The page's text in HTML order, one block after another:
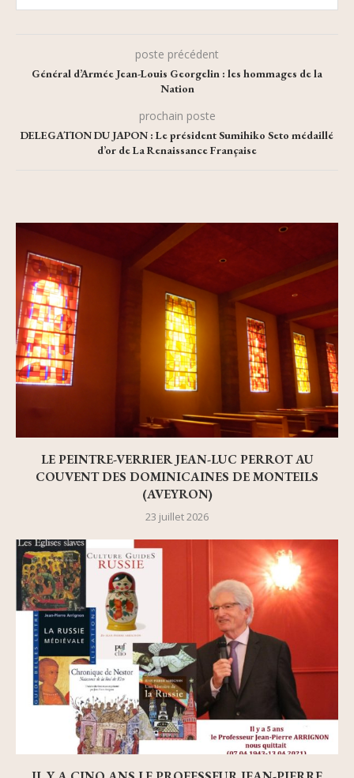
poste précédent
Général d’Armée Jean-Louis Georgelin : les hommages de la
Nation
prochain poste
DELEGATION DU JAPON : Le président Sumihiko Seto médaillé
d’or de La Renaissance Française
LE PEINTRE-VERRIER JEAN-LUC PERROT AU
COUVENT DES DOMINICAINES DE MONTEILS
(AVEYRON)
23 juillet 2026